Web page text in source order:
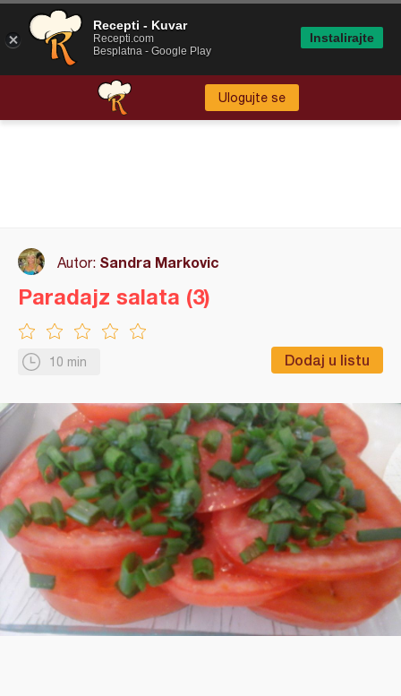
Ulogujte se
Autor: Sandra Markovic
10 min Dodaj u listu
Paradajz salata (3)
Recepti - Kuvar
Recepti.com
Besplatna - Google Play
Instalirajte